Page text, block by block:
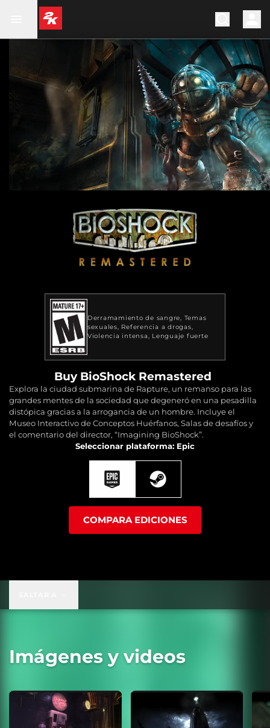
Derramamiento de sangre Temas
sexuales
Referencia a drogas
Violencia intensa
Lenguaje fuerte
Buy BioShock Remastered
Explora la ciudad submarina de Rapture, un remanso para las
grandes mentes de la sociedad que degeneró en una pesadilla
distópica gracias a la arrogancia de un hombre. Incluye el
Museo Interactivo de Conceptos Huérfanos, Salas de desafíos y
el comentario del director, “Imagining BioShock”.
Seleccionar plataforma: Epic
COMPARA EDICIONES
Imágenes y videos